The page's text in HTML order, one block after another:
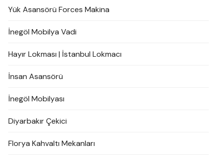
Yük Asansörü Forces Makina
İnegöl Mobilya Vadi
Hayır Lokması | İstanbul Lokmacı
İnsan Asansörü
İnegöl Mobilyası
Diyarbakır Çekici
Florya Kahvaltı Mekanları